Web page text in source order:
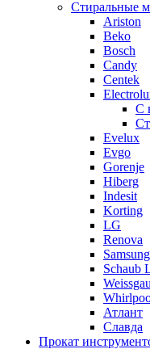
Стиральные
Ariston
Beko
Bosch
Candy
Centek
С
Evelux
Evgo
Gorenje
Hiberg
Indesit
Korting
LG
Renova
Samsung
Schaub
Атлант
Славда
Прокат